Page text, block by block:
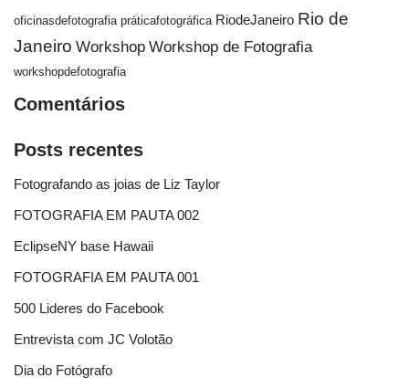
oficinasdefotografia práticafotográfica RiodeJaneiro Rio de
Janeiro Workshop Workshop de Fotografia
workshopdefotografia
Comentários
Posts recentes
Fotografando as joias de Liz Taylor
FOTOGRAFIA EM PAUTA 002
EclipseNY base Hawaii
FOTOGRAFIA EM PAUTA 001
500 Lideres do Facebook
Entrevista com JC Volotão
Dia do Fotógrafo